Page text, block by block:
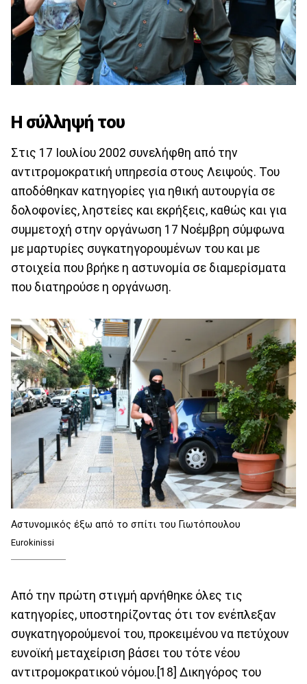
Η σύλληψή του
Στις 17 Ιουλίου 2002 συνελήφθη από την
αντιτρομοκρατική υπηρεσία στους Λειψούς. Του
αποδόθηκαν κατηγορίες για ηθική αυτουργία σε
δολοφονίες, ληστείες και εκρήξεις, καθώς και για
συμμετοχή στην οργάνωση 17 Νοέμβρη σύμφωνα
με μαρτυρίες συγκατηγορουμένων του και με
στοιχεία που βρήκε η αστυνομία σε διαμερίσματα
που διατηρούσε η οργάνωση.
Αστυνομικός έξω από το σπίτι του Γιωτόπουλου
Eurokinissi
Από την πρώτη στιγμή αρνήθηκε όλες τις
κατηγορίες, υποστηρίζοντας ότι τον ενέπλεξαν
συγκατηγορούμενοί του, προκειμένου να πετύχουν
ευνοϊκή μεταχείριση βάσει του τότε νέου
αντιτρομοκρατικού νόμου.[18] Δικηγόρος του